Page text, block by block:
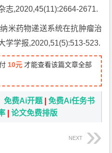
志,2020,45(11):2664-2671.
米药物递送系统在抗肿瘤治
学学报,2020,51(5):513-523.
10元 才能查看该篇文章全部
免费Ai开题 |免费Ai任务书
|论文免费排版
NEXT